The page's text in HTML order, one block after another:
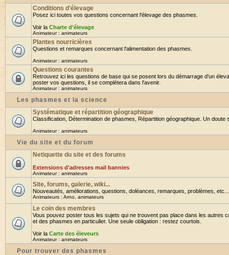
Conditions d'élevage
Posez ici toutes vos questions concernant l'élevage des phasmes.
Voir la Charte d'élevage
Animateur : animateurs
Plantes nourricières
Questions et remarques concernant l'alimentation des phasmes.
Animateur : animateurs
Questions courantes
Retrouvez ici les questions de base qui se posent lors du démarrage d'un
poster vos questions, il se complétera dans l'avenir.
Animateur : animateurs
Les phasmes et la science
Systématique et répartition géographique
Classification, Détermination de phasmes, Répartition géographique. Un doute
Animateur : animateurs
Vie du site et du forum
Netiquette du site et des forums
Extensions d'adresses mail bannies
Animateur : animateurs
Site, forums, galerie, wiki...
Nouveautés, améliorations, questions, doléances, remarques, problèmes,
Animateurs : Arno animateurs
Le coin des membres
Vous pouvez poster tous les sujets qui ne trouvent pas place dans les autres
et des phasmes en particulier. Une seule obligation : restez courtois.
Voir la Carte des éleveurs
Animateur : animateurs
Pour trouver des phasmes